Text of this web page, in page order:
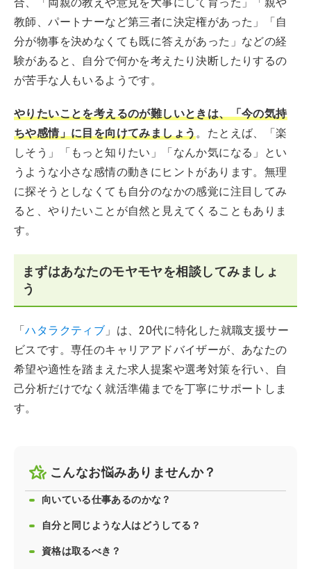
教師、パートナーなど第三者に決定権があった」「自
分が物事を決めなくても既に答えがあった」などの経
験があると、自分で何かを考えたり決断したりするの
が苦手な人もいるようです。
やりたいことを考えるのが難しいときは、「今の気持
ちや感情」に目を向けてみましょう。たとえば、「楽
しそう」「もっと知りたい」「なんか気になる」とい
うような小さな感情の動きにヒントがあります。無理
に探そうとしなくても自分のなかの感覚に注目してみ
ると、やりたいことが自然と見えてくることもありま
す。
まずはあなたのモヤモヤを相談してみましょ
う
「ハタラクティブ 」は、20代に特化した就職支援サー
ビスです。専任のキャリアアドバイザーが、あなたの
希望や適性を踏まえた求人提案や選考対策を行い、自
己分析だけでなく就活準備までを丁寧にサポートしま
す。
こんなお悩みありませんか？
向いている仕事あるのかな？
自分と同じような人はどうしてる？
資格は取るべき？